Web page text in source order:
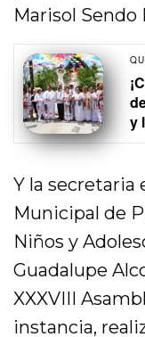
Marisol Sendo
y
Y la secretaria
Municipal de
Niños y
Guadalupe
XXXVIII
instancia,